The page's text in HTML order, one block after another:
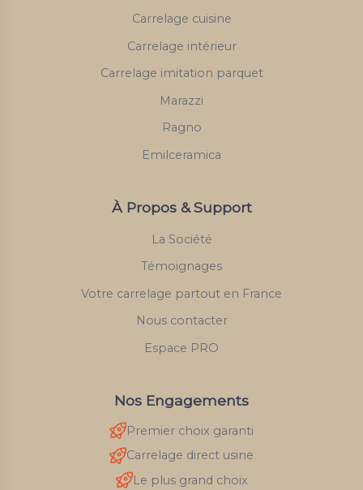
Carrelage cuisine
Carrelage intérieur
Carrelage imitation parquet
Marazzi
Ragno
Emilceramica
À Propos & Support
La Société
Témoignages
Votre carrelage partout en France
Nous contacter
Espace PRO
Nos Engagements
Premier choix garanti
Carrelage direct usine
Le plus grand choix